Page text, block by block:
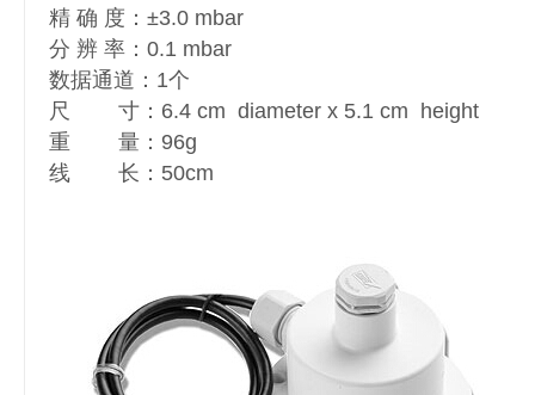
精 确 度：±3.0 mbar
分 辨 率：0.1 mbar
数据通道：1个
尺 寸：6.4 cm diameter x 5.1 cm height
重 量：96g
线 长：50cm